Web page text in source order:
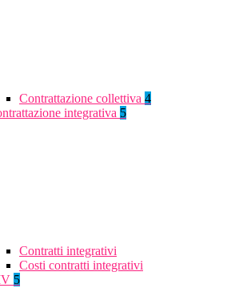
Contrattazione collettiva 4
integrativa 5
Contratti integrativi
Costi contratti integrativi
5